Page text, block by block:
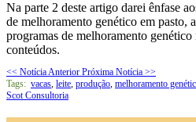
Na parte 2 deste artigo darei ênfase
de melhoramento genético em pasto,
programas de melhoramento
conteúdos.
<< Notícia Anterior Próxima Notícia >>
Tags: vacas, leite, produção, melhoramento
Scot Consultoria